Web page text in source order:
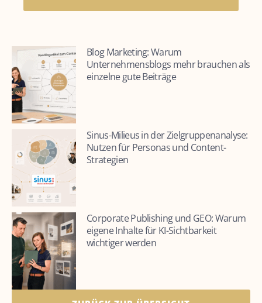
Blog Marketing: Warum
Unternehmensblogs mehr brauchen als
einzelne gute Beiträge
Sinus-Milieus in der Zielgruppenanalyse:
Nutzen für Personas und Content-
Strategien
Corporate Publishing und GEO: Warum
eigene Inhalte für KI-Sichtbarkeit
wichtiger werden